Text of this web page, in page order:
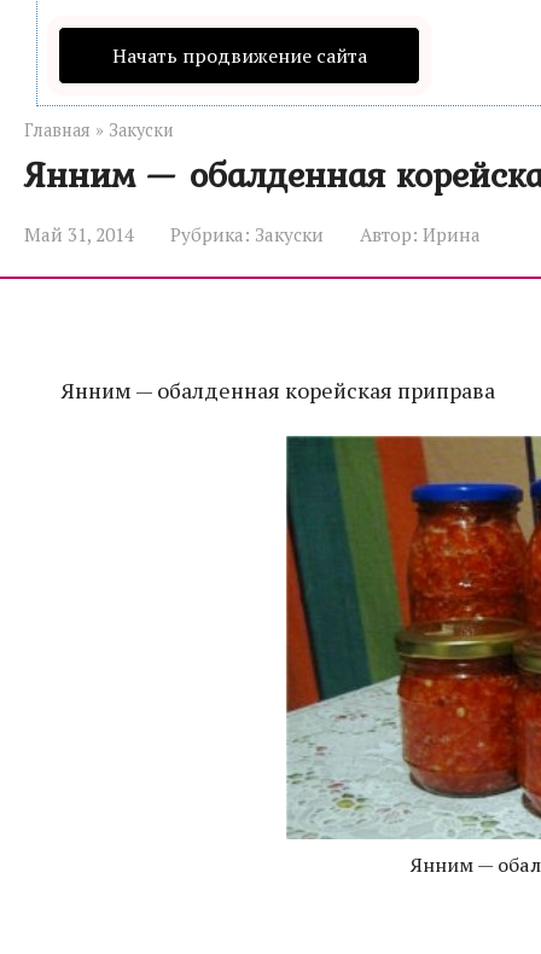
Начать продвижение сайта
Главная » Закуски
Янним — обалденная
Май 31, 2014 Рубрика: Закуски Автор: Ирина
Янним — обалденная корейская приправа
Янним —